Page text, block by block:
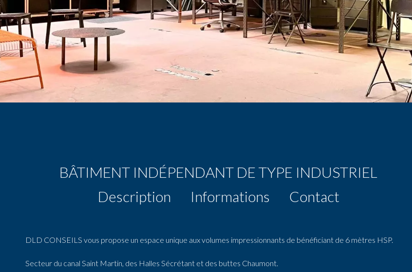
BÂTIMENT INDÉPENDANT DE TYPE INDUSTRIEL
Description
Informations Contact
DLD CONSEILS vous propose un espace unique aux volumes impressionnants de bénéficiant de 6 mètres HSP.
Secteur du canal Saint Martin, des Halles Sécrétant et des buttes Chaumont.